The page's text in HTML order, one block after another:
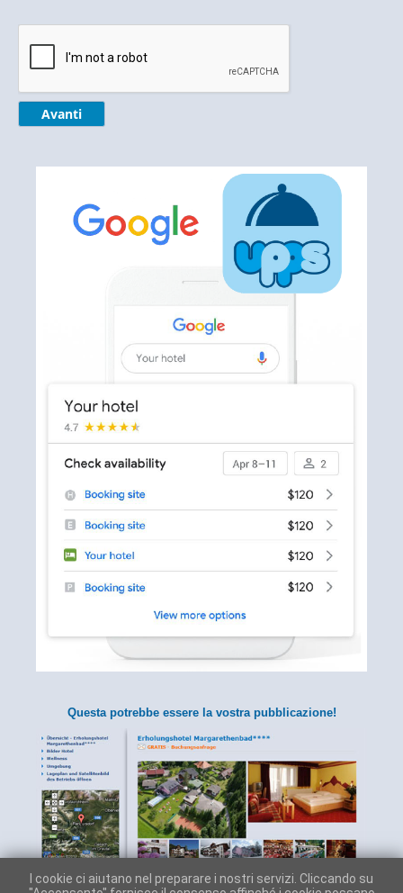
Questa potrebbe essere la vostra pubblicazione!
I cookie ci aiutano nel preparare i nostri servizi. Cliccando su